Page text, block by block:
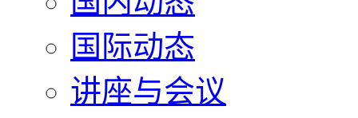
国际动态
讲座与会议